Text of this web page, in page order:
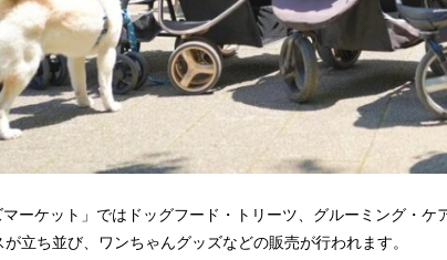
ーケット」ではドッグフード・トリーツ、グルーミング・
立ち並び、ワンちゃんグッズなどの販売が行われます。